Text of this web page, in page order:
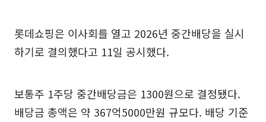
롯데쇼핑은 이사회를 열고 2026년 중간배당을 실시
하기로 결의했다고 11일 공시했다.
보통주 1주당 중간배당금은 1300원으로 결정됐다.
배당금 총액은 약 367억5000만원 규모다. 배당 기준